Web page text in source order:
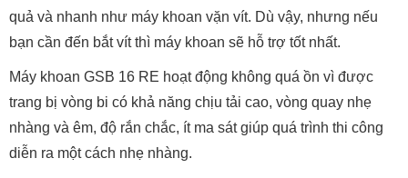
quả và nhanh như máy khoan vặn vít. Dù vậy, nhưng nếu
bạn cần đến bắt vít thì máy khoan sẽ hỗ trợ tốt nhất.
Máy khoan GSB 16 RE hoạt động không quá ồn vì được
trang bị vòng bi có khả năng chịu tải cao, vòng quay nhẹ
nhàng và êm, độ rắn chắc, ít ma sát giúp quá trình thi công
diễn ra một cách nhẹ nhàng.